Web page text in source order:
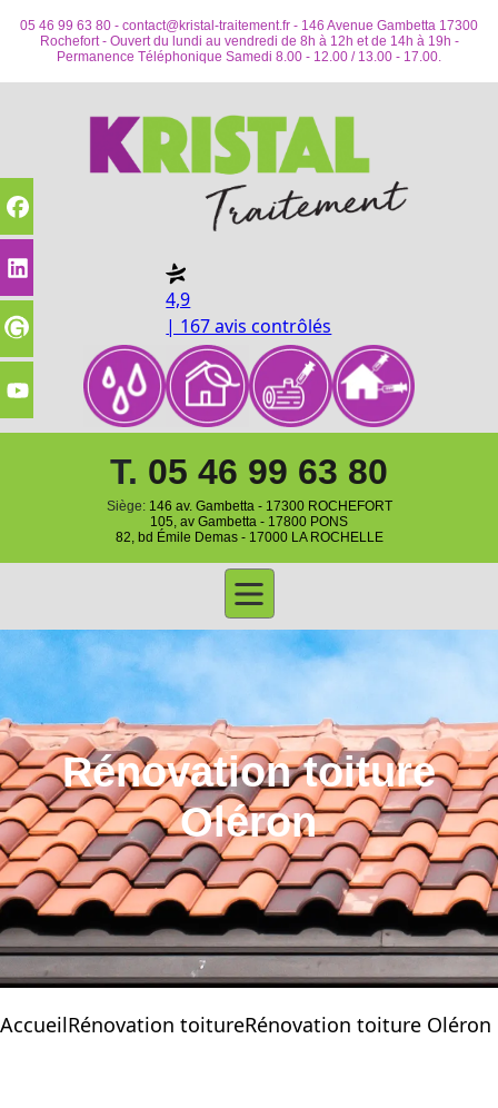
05 46 99 63 80 - contact@kristal-traitement.fr - 146 Avenue Gambetta 17300
Rochefort - Ouvert du lundi au vendredi de 8h à 12h et de 14h à 19h -
Permanence Téléphonique Samedi 8.00 - 12.00 / 13.00 - 17.00.
4,9
| 167 avis contrôlés
T. 05 46 99 63 80
Siège: 146 av. Gambetta - 17300 ROCHEFORT
105, av Gambetta - 17800 PONS
82, bd Émile Demas - 17000 LA ROCHELLE
Rénovation toiture
Oléron
AccueilRénovation toitureRénovation toiture Oléron